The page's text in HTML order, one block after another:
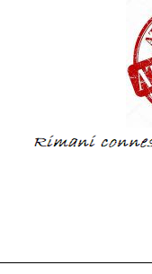
Navigation